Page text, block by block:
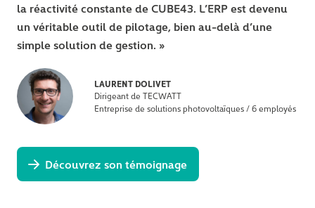
la réactivité constante de CUBE43. L’ERP est devenu
un véritable outil de pilotage, bien au-delà d’une
simple solution de gestion. »
LAURENT DOLIVET
Dirigeant de TECWATT
Entreprise de solutions photovoltaïques / 6 employés
Découvrez son témoignage